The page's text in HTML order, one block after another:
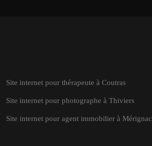
Site internet pour thérapeute à Coutras
Site internet pour photographe à Thiviers
Site internet pour agent immobilier à Mérignac